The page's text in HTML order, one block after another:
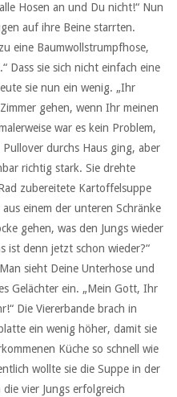
Hosen an und Du nicht!“ Nun
auf ihre Beine starrten.
eine Baumwollstrumpfhose,
Dass sie sich nicht einfach eine
sie nun ein wenig. „Ihr
gehen, wenn Ihr meinen
war es kein Problem,
durchs Haus ging, aber
richtig stark. Sie drehte
zubereitete Kartoffelsuppe
einem der unteren Schränke
gehen, was den Jungs wieder
ist denn jetzt schon wieder?“
sieht Deine Unterhose und
Gelächter ein. „Mein Gott, Ihr
Die Viererbande brach in
ein wenig höher, damit sie
Küche so schnell wie
wollte sie die Suppe in der
vier Jungs erfolgreich